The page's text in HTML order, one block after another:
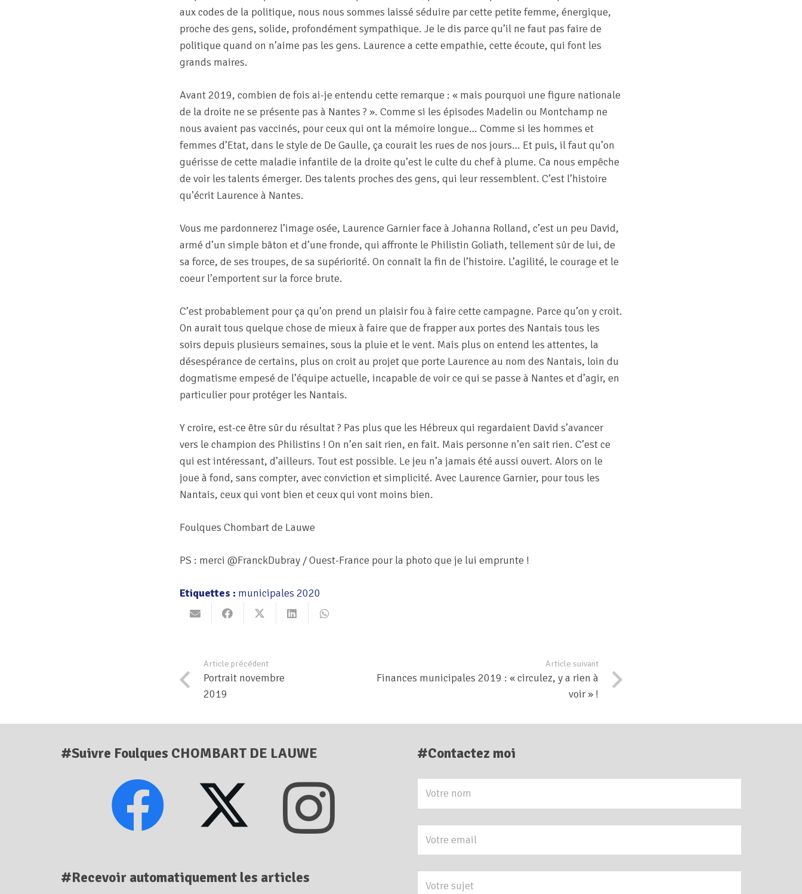
aux codes de la politique, nous nous sommes laissé séduire par cette petite femme, énergique,
proche des gens, solide, profondément sympathique. Je le dis parce qu’il ne faut pas faire de
politique quand on n’aime pas les gens. Laurence a cette empathie, cette écoute, qui font les
grands maires.
Avant 2019, combien de fois ai-je entendu cette remarque : « mais pourquoi une figure nationale
de la droite ne se présente pas à Nantes ? ». Comme si les épisodes Madelin ou Montchamp ne
nous avaient pas vaccinés, pour ceux qui ont la mémoire longue… Comme si les hommes et
femmes d’Etat, dans le style de De Gaulle, ça courait les rues de nos jours… Et puis, il faut qu’on
guérisse de cette maladie infantile de la droite qu’est le culte du chef à plume. Ca nous empêche
de voir les talents émerger. Des talents proches des gens, qui leur ressemblent. C’est l’histoire
qu’écrit Laurence à Nantes.
Vous me pardonnerez l’image osée, Laurence Garnier face à Johanna Rolland, c’est un peu David,
armé d’un simple bâton et d’une fronde, qui affronte le Philistin Goliath, tellement sûr de lui, de
sa force, de ses troupes, de sa supériorité. On connaît la fin de l’histoire. L’agilité, le courage et le
coeur l’emportent sur la force brute.
C’est probablement pour ça qu’on prend un plaisir fou à faire cette campagne. Parce qu’on y croit.
On aurait tous quelque chose de mieux à faire que de frapper aux portes des Nantais tous les
soirs depuis plusieurs semaines, sous la pluie et le vent. Mais plus on entend les attentes, la
désespérance de certains, plus on croit au projet que porte Laurence au nom des Nantais, loin du
dogmatisme empesé de l’équipe actuelle, incapable de voir ce qui se passe à Nantes et d’agir, en
particulier pour protéger les Nantais.
Y croire, est-ce être sûr du résultat ? Pas plus que les Hébreux qui regardaient David s’avancer
vers le champion des Philistins ! On n’en sait rien, en fait. Mais personne n’en sait rien. C’est ce
qui est intéressant, d’ailleurs. Tout est possible. Le jeu n’a jamais été aussi ouvert. Alors on le
joue à fond, sans compter, avec conviction et simplicité. Avec Laurence Garnier, pour tous les
Nantais, ceux qui vont bien et ceux qui vont moins bien.
Foulques Chombart de Lauwe
PS : merci @FranckDubray / Ouest-France pour la photo que je lui emprunte !
Etiquettes : municipales 2020
Article précédent
Portrait novembre
2019
Article suivant
Finances municipales 2019 : « circulez, y a rien à
voir » !
#Suivre Foulques CHOMBART DE LAUWE
#Recevoir automatiquement les articles
#Contactez moi